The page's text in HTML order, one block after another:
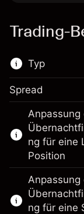
Trading-
Typ
Dieses
über CFDs
Erfahren
CFDs
Knock-outs
Spread
Anpassung
ng für eine
Position
Anpassung
ng für eine